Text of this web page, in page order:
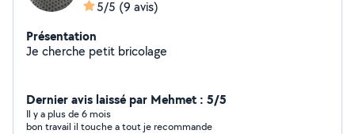
5/5 (9 avis)
Présentation
Je cherche petit bricolage
Dernier avis laissé par Mehmet : 5/5
Il y a plus de 6 mois
bon travail il touche a tout je recommande